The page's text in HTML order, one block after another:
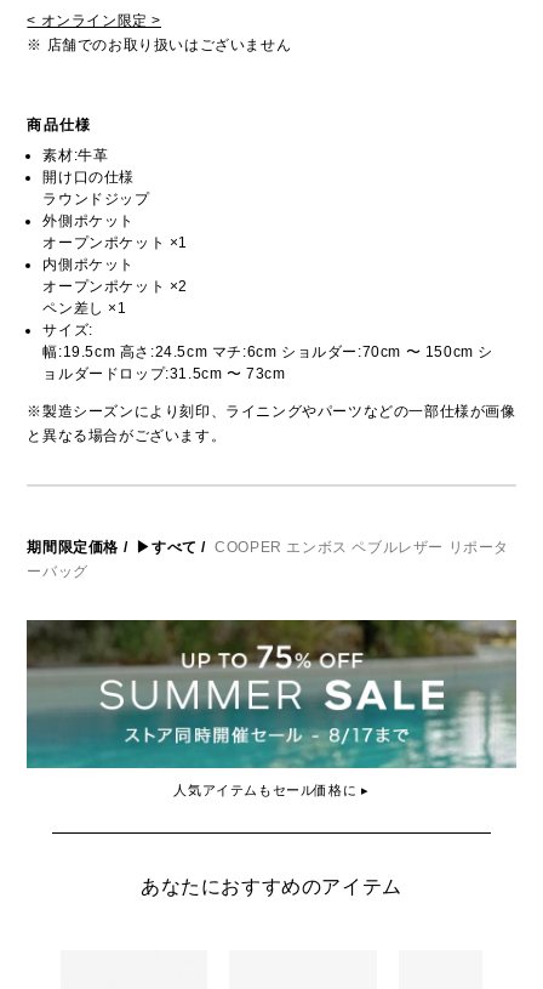
< オンライン限定 >
※ 店舗でのお取り扱いはございません
商品仕様
素材:牛革
開け口の仕様
ラウンドジップ
外側ポケット
オープンポケット ×1
内側ポケット
オープンポケット ×2
ペン差し ×1
サイズ:
幅:19.5cm 高さ:24.5cm マチ:6cm ショルダー:70cm 〜 150cm シ
ョルダードロップ:31.5cm 〜 73cm
※製造シーズンにより刻印、ライニングやパーツなどの一部仕様が画像
と異なる場合がございます。
期間限定価格 / ▶すべて / COOPER エンボス ペブルレザー リポータ
ーバッグ
人気アイテムもセール価格に ▸
あなたにおすすめのアイテム